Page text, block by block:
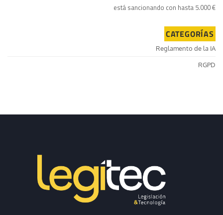
está sancionando con hasta 5.000 €
CATEGORÍAS
Reglamento de la IA
RGPD